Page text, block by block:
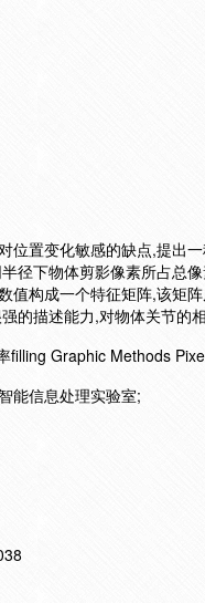
位置变化敏感的缺点,提出
径下物体剪影像素所占总
值构成一个特征矩阵,该矩
的描述能力,对物体关节的
filling Graphic Methods
能信息处理实验室;